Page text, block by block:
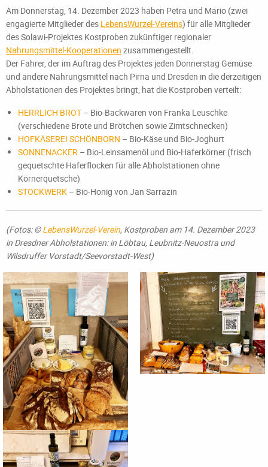
Am Donnerstag, 14. Dezember 2023 haben Petra und Mario (zwei
engagierte Mitglieder des LebensWurzel-Vereins) für alle Mitglieder
des Solawi-Projektes Kostproben zukünftiger regionaler
Nahrungsmittel-Kooperationen zusammengestellt.
Der Fahrer, der im Auftrag des Projektes jeden Donnerstag Gemüse
und andere Nahrungsmittel nach Pirna und Dresden in die derzeitigen
Abholstationen des Projektes bringt, hat die Kostproben verteilt:
HERRLICH BROT – Bio-Backwaren von Franka Leuschke
(verschiedene Brote und Brötchen sowie Zimtschnecken)
HOFKÄSEREI SCHÖNBORN – Bio-Käse und Bio-Joghurt
SONNENACKER – Bio-Leinsamenöl und Bio-Haferkörner (frisch
gequetschte Haferflocken für alle Abholstationen ohne
Körnerquetsche)
STOCKWERK – Bio-Honig von Jan Sarrazin
(Fotos: ©LebensWurzel-Verein, Kostproben am 14. Dezember 2023
in Dresdner Abholstationen: in Löbtau, Leubnitz-Neuostra und
Wilsdruffer Vorstadt/Seevorstadt-West)